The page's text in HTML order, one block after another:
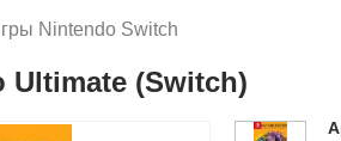
Nintendo Switch
Ultimate (Switch)